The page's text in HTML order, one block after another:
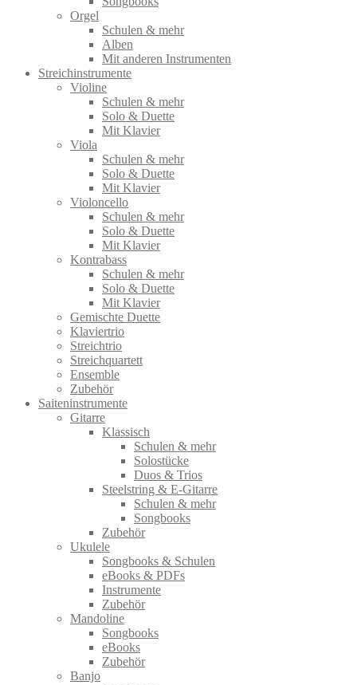
Orgel
Schulen & mehr
Alben
Mit anderen Instrumenten
Streichinstrumente
Violine
Schulen & mehr
Solo & Duette
Mit Klavier
Viola
Schulen & mehr
Solo & Duette
Mit Klavier
Violoncello
Schulen & mehr
Solo & Duette
Mit Klavier
Kontrabass
Schulen & mehr
Solo & Duette
Mit Klavier
Gemischte Duette
Klaviertrio
Streichtrio
Streichquartett
Ensemble
Zubehör
Saiteninstrumente
Gitarre
Klassisch
Schulen & mehr
Solostücke
Duos & Trios
Steelstring & E-Gitarre
Schulen & mehr
Songbooks
Zubehör
Ukulele
Songbooks & Schulen
eBooks & PDFs
Instrumente
Zubehör
Mandoline
Songbooks
eBooks
Zubehör
Banjo